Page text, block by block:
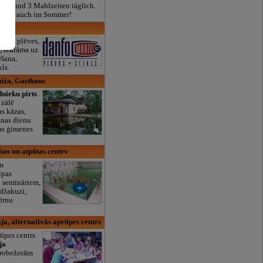
und 3 Mahlzeiten täglich.
auch im Sommer!
Logu plēves,
reklāma uz
Gasthaus
pirts.
kāzas,
dienu
ģimenes
un atpūtas centrs
alternatīvās aprūpes centrs
centrs